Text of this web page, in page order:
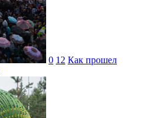
0 12 Как прошел